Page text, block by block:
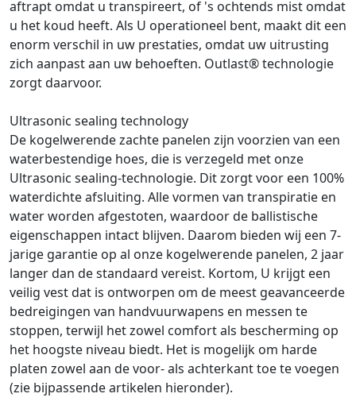
aftrapt omdat u transpireert, of 's ochtends mist omdat
u het koud heeft. Als U operationeel bent, maakt dit een
enorm verschil in uw prestaties, omdat uw uitrusting
zich aanpast aan uw behoeften. Outlast® technologie
zorgt daarvoor.
Ultrasonic sealing technology
De kogelwerende zachte panelen zijn voorzien van een
waterbestendige hoes, die is verzegeld met onze
Ultrasonic sealing-technologie. Dit zorgt voor een 100%
waterdichte afsluiting. Alle vormen van transpiratie en
water worden afgestoten, waardoor de ballistische
eigenschappen intact blijven. Daarom bieden wij een 7-
jarige garantie op al onze kogelwerende panelen, 2 jaar
langer dan de standaard vereist. Kortom, U krijgt een
veilig vest dat is ontworpen om de meest geavanceerde
bedreigingen van handvuurwapens en messen te
stoppen, terwijl het zowel comfort als bescherming op
het hoogste niveau biedt. Het is mogelijk om harde
platen zowel aan de voor- als achterkant toe te voegen
(zie bijpassende artikelen hieronder).